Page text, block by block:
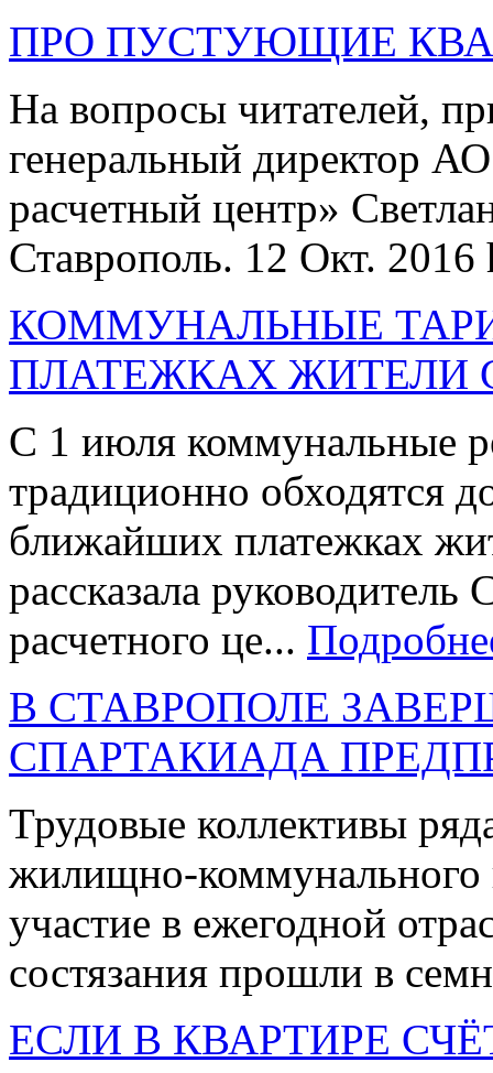
ПРО ПУСТУЮЩИЕ
На вопросы читателей,
генеральный директор
расчетный центр»
Ставрополь. 12 Окт.
КОММУНАЛЬНЫЕ
ПЛАТЕЖКАХ ЖИТЕЛИ
С 1 июля коммунальные
традиционно обходятся
ближайших платежках
рассказала руководитель
расчетного це...
В СТАВРОПОЛЕ
СПАРТАКИАДА
Трудовые коллективы
жилищно-коммунального
участие в ежегодной
состязания прошли в
ЕСЛИ В КВАРТИРЕ